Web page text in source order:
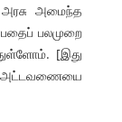
அமைந்த
பலமுறை
[இது
அட்டவணையை